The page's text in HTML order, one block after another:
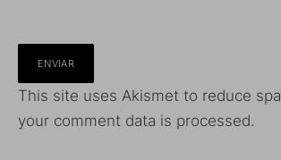
This site uses Akismet to reduce
your comment data is processed.